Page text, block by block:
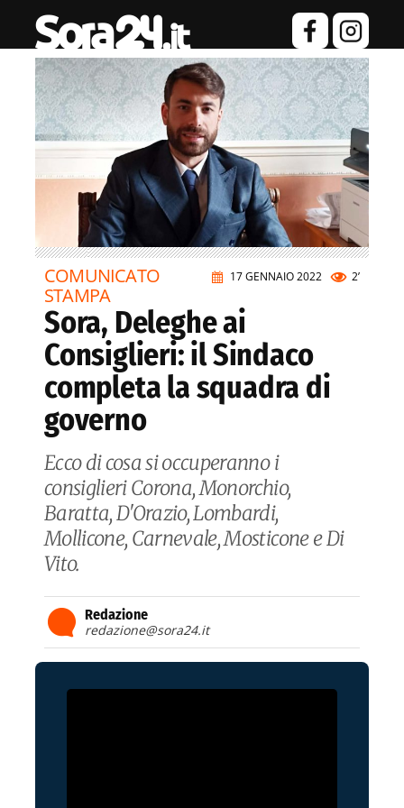
17 GENNAIO 2022 2’
COMUNICATO
STAMPA
Sora, Deleghe ai
Consiglieri: il Sindaco
completa la squadra di
governo
Ecco di cosa si occuperanno i
consiglieri Corona, Monorchio,
Baratta, D'Orazio, Lombardi,
Mollicone, Carnevale, Mosticone e Di
Vito.
Redazione
redazione@sora24.it